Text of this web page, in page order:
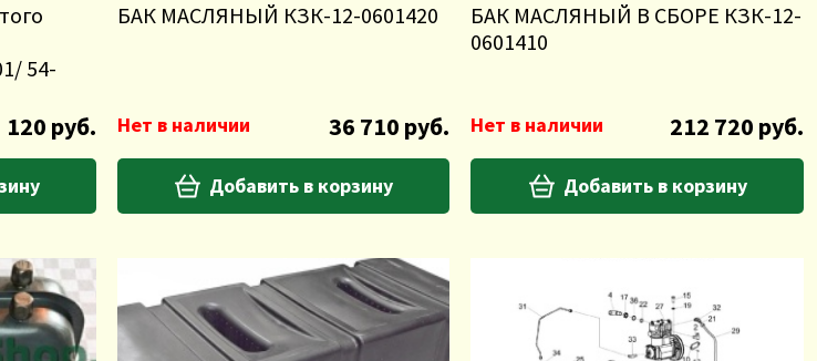
54-
120 руб.
БАК МАСЛЯНЫЙ КЗК-12-0601420
Нет в наличии 36 710 руб.
Добавить в корзину
БАК МАСЛЯНЫЙ В СБОРЕ КЗК-12-
0601410
Нет в наличии 212 720 руб.
Добавить в корзину